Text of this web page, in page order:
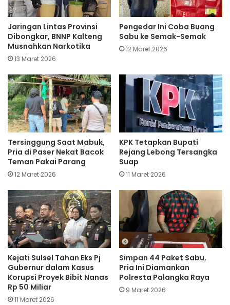
Jaringan Lintas Provinsi
Dibongkar, BNNP Kalteng
Musnahkan Narkotika
13 Maret 2026
Pengedar Ini Coba Buang
Sabu ke Semak-Semak
12 Maret 2026
Tersinggung Saat Mabuk,
Pria di Paser Nekat Bacok
Teman Pakai Parang
12 Maret 2026
KPK Tetapkan Bupati
Rejang Lebong Tersangka
Suap
11 Maret 2026
Kejati Sulsel Tahan Eks Pj
Gubernur dalam Kasus
Korupsi Proyek Bibit Nanas
Rp 50 Miliar
11 Maret 2026
Simpan 44 Paket Sabu,
Pria Ini Diamankan
Polresta Palangka Raya
9 Maret 2026